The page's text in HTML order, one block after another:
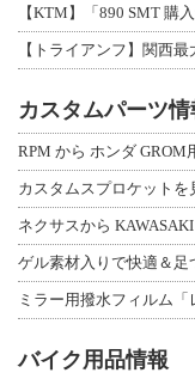
【KTM】「890 SMT 購
カスタムパーツ情
ネクサスから
バイク用品情報